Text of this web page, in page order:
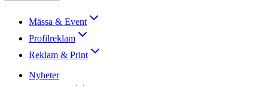
Mässa & Event
Profilreklam
Reklam & Print
Nyheter